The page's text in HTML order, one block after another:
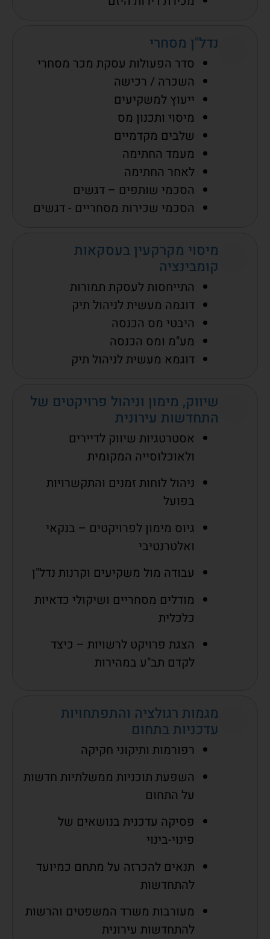
נדל"ן מסחרי
סדר הפעולות עסקת מכר מסחרי
השכרה / רכישה
ייעוץ למשקיעים
מיסוי ותכנון מס
שלבים מקדמיים
מעמד החתימה
לאחר החתימה
הסכמי שותפים – דגשים
הסכמי שכירות מסחריים - דגשים
מיסוי מקרקעין בעסקאות
קומבינציה
התייחסות לעסקת תמורות
דוגמה מעשית לניהול תיק
היבטי מס הכנסה
מע"מ ומס הכנסה
דוגמא מעשית לניהול תיק
שיווק, מימון וניהול פרויקטים של
התחדשות עירונית
אסטרטגיות שיווק לדיירים
ולאוכלוסייה המקומית
ניהול לוחות זמנים והתקשרויות
בפועל
גיוס מימון לפרויקטים – בנקאי
ואלטרנטיבי
עבודה מול משקיעים וקרנות נדל"ן
מודלים מסחריים ושיקולי כדאיות
כלכלית
הצגת פרויקט לרשויות – כיצד
לקדם תב"ע במהירות
מגמות רגולציה והתפתחויות
עדכניות בתחום
רפורמות ותיקוני חקיקה
השפעת תוכניות ממשלתיות חדשות
על התחום
פסיקה עדכנית בנושאים של
פינוי-בינוי
תנאים להכרזה על מתחם כמיועד
להתחדשות
מעורבות משרד המשפטים והרשות
להתחדשות עירונית